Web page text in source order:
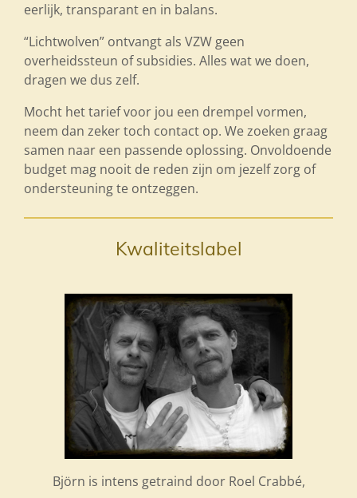
eerlijk, transparant en in balans.
“Lichtwolven” ontvangt als VZW geen
overheidssteun of subsidies. Alles wat we doen,
dragen we dus zelf.
Mocht het tarief voor jou een drempel vormen,
neem dan zeker toch contact op. We zoeken graag
samen naar een passende oplossing. Onvoldoende
budget mag nooit de reden zijn om jezelf zorg of
ondersteuning te ontzeggen.
Kwaliteitslabel
Björn is intens getraind door Roel Crabbé,